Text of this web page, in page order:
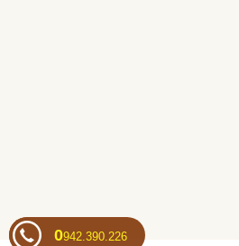
0942.390.226